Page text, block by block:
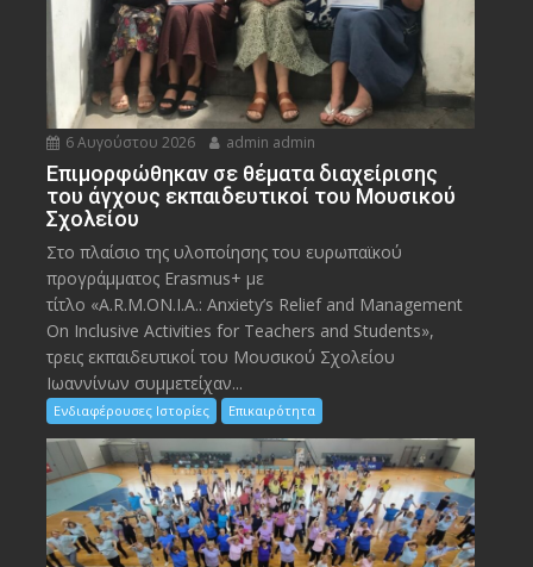
6 Αυγούστου 2026 admin admin
Eπιμορφώθηκαν σε θέματα διαχείρισης
του άγχους εκπαιδευτικοί του Μουσικού
Σχολείου
Στο πλαίσιο της υλοποίησης του ευρωπαϊκού
προγράμματος Erasmus+ με
τίτλο «A.R.M.ON.I.A.: Anxiety’s Relief and Management
On Inclusive Activities for Teachers and Students»,
τρεις εκπαιδευτικοί του Μουσικού Σχολείου
Ιωαννίνων συμμετείχαν...
Ενδιαφέρουσες Ιστορίες Επικαιρότητα